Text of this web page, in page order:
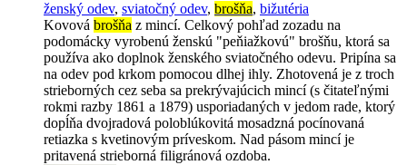
ženský odev, sviatočný odev, brošňa, bižutéria
Kovová brošňa z mincí. Celkový pohľad zozadu na
podomácky vyrobenú ženskú "peňiažkovú" brošňu, ktorá sa
používa ako doplnok ženského sviatočného odevu. Pripína sa
na odev pod krkom pomocou dlhej ihly. Zhotovená je z troch
strieborných cez seba sa prekrývajúcich mincí (s čitateľnými
rokmi razby 1861 a 1879) usporiadaných v jedom rade, ktorý
dopĺňa dvojradová poloblúkovitá mosadzná pocínovaná
retiazka s kvetinovým príveskom. Nad pásom mincí je
pritavená strieborná filigránová ozdoba.